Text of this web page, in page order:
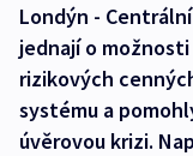
Londýn -
jednají o
rizikových
systému a
úvěrovou krizi.